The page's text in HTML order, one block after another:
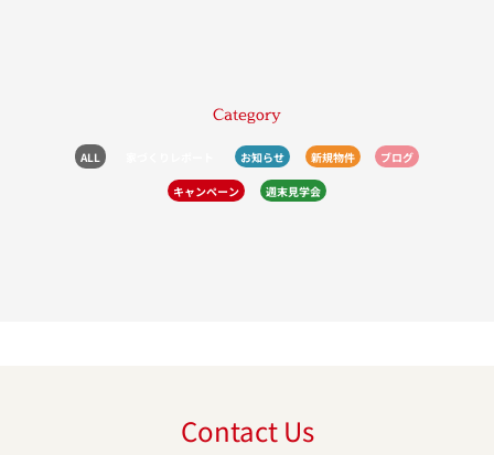
Category
ALL お知らせ 新規物件 ブログ
キャンペーン 週末見学会
Contact Us